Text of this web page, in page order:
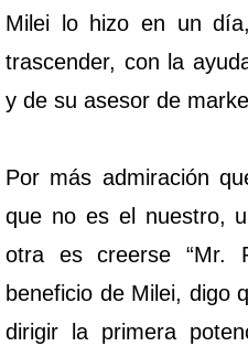
Milei lo hizo en un
trascender, con la
y de su asesor de
Por más admiración
que no es el nuestro,
otra es creerse “Mr.
beneficio de Milei, digo
dirigir la primera